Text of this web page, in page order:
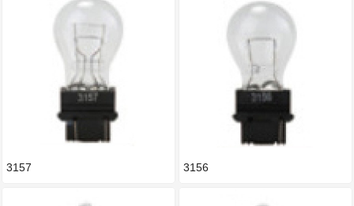
3157 3156